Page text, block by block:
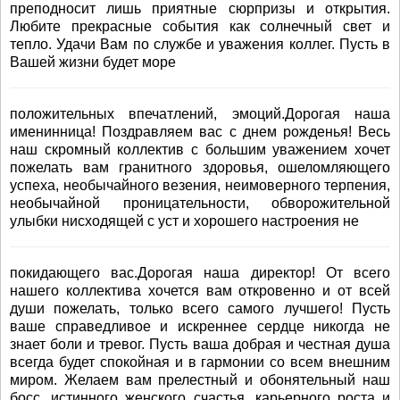
преподносит лишь приятные сюрпризы и открытия.
Любите прекрасные события как солнечный свет и
тепло. Удачи Вам по службе и уважения коллег. Пусть в
Вашей жизни будет море
положительных впечатлений, эмоций.Дорогая наша
именинница! Поздравляем вас с днем рожденья! Весь
наш скромный коллектив с большим уважением хочет
пожелать вам гранитного здоровья, ошеломляющего
успеха, необычайного везения, неимоверного терпения,
необычайной проницательности, обворожительной
улыбки нисходящей с уст и хорошего настроения не
покидающего вас.Дорогая наша директор! От всего
нашего коллектива хочется вам откровенно и от всей
души пожелать, только всего самого лучшего! Пусть
ваше справедливое и искреннее сердце никогда не
знает боли и тревог. Пусть ваша добрая и честная душа
всегда будет спокойная и в гармонии со всем внешним
миром. Желаем вам прелестный и обонятельный наш